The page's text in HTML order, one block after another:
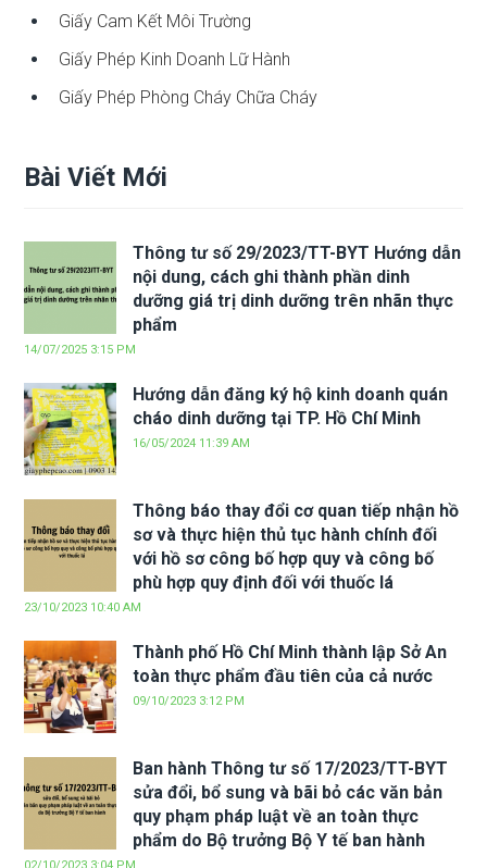
Giấy Cam Kết Môi Trường
Giấy Phép Kinh Doanh Lữ Hành
Giấy Phép Phòng Cháy Chữa Cháy
Bài Viết Mới
Thông tư số 29/2023/TT-BYT Hướng dẫn
nội dung, cách ghi thành phần dinh
dưỡng giá trị dinh dưỡng trên nhãn thực
phẩm
14/07/2025 3:15 PM
Hướng dẫn đăng ký hộ kinh doanh quán
cháo dinh dưỡng tại TP. Hồ Chí Minh
16/05/2024 11:39 AM
Thông báo thay đổi cơ quan tiếp nhận hồ
sơ và thực hiện thủ tục hành chính đối
với hồ sơ công bố hợp quy và công bố
phù hợp quy định đối với thuốc lá
23/10/2023 10:40 AM
Thành phố Hồ Chí Minh thành lập Sở An
toàn thực phẩm đầu tiên của cả nước
09/10/2023 3:12 PM
Ban hành Thông tư số 17/2023/TT-BYT
sửa đổi, bổ sung và bãi bỏ các văn bản
quy phạm pháp luật về an toàn thực
phẩm do Bộ trưởng Bộ Y tế ban hành